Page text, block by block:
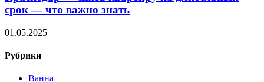
срок — что важно знать
01.05.2025
Рубрики
Ванна